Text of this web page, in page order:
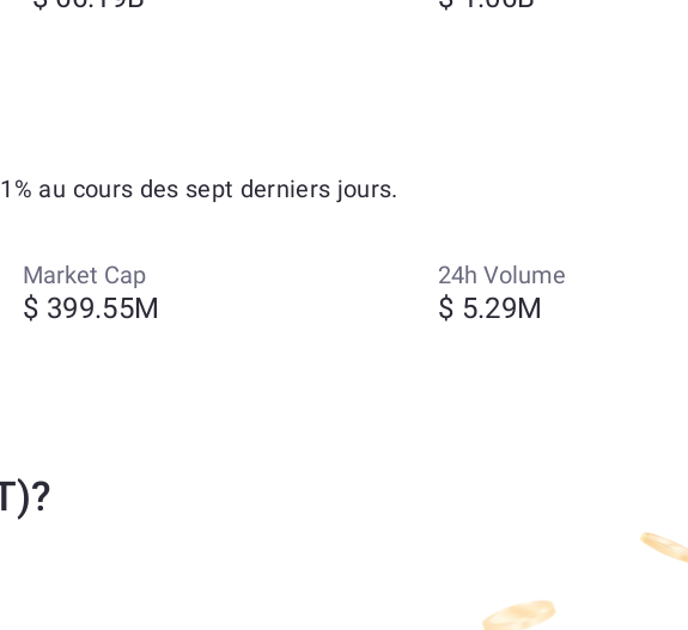
au cours des sept derniers jours.
Market Cap
$ 399.55M
24h Volume
$ 5.29M